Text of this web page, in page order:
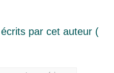
par cet auteur (